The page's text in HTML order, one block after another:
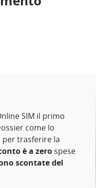
SIM il primo
come lo
per trasferire la
è a zero spese
scontate del